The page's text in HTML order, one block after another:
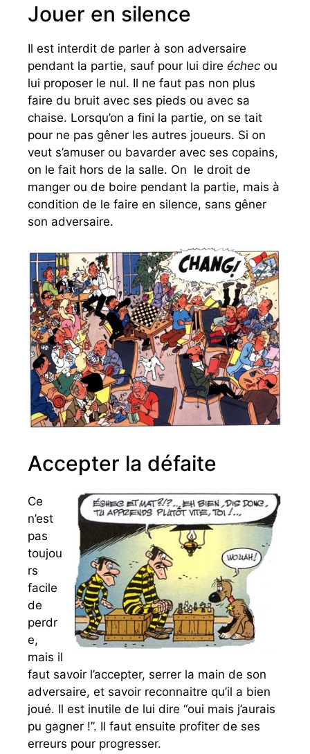
Jouer en silence
Il est interdit de parler à son adversaire
pendant la partie, sauf pour lui dire échec ou
lui proposer le nul. Il ne faut pas non plus
faire du bruit avec ses pieds ou avec sa
chaise. Lorsqu’on a fini la partie, on se tait
pour ne pas gêner les autres joueurs. Si on
veut s’amuser ou bavarder avec ses copains,
on le fait hors de la salle. On le droit de
manger ou de boire pendant la partie, mais à
condition de le faire en silence, sans gêner
son adversaire.
Accepter la défaite
Ce
n’est
pas
toujou
rs
facile
de
perdr
e,
mais il
faut savoir l’accepter, serrer la main de son
adversaire, et savoir reconnaitre qu’il a bien
joué. Il est inutile de lui dire “oui mais j’aurais
pu gagner !”. Il faut ensuite profiter de ses
erreurs pour progresser.